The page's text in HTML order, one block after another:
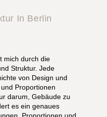
In Berlin
mich durch die
Struktur. Jede
von Design und
Proportionen
darum, Gebäude zu
es ein genaues